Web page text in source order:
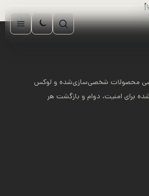
محصولات شخصی‌سازی‌شده و لوکس
برای امنیت، دوام و بازگشت هر